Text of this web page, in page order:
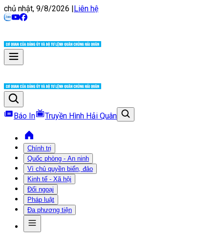
chủ nhật, 9/8/2026 |Liên hệ
Báo In Truyền Hình Hải Quân
Chính trị
Quốc phòng - An ninh
Vì chủ quyền biển, đảo
Kinh tế - Xã hội
Đối ngoại
Pháp luật
Đa phương tiện